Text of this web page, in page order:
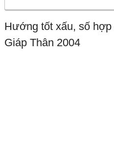
Hướng tốt xấu, số
Giáp Thân 2004